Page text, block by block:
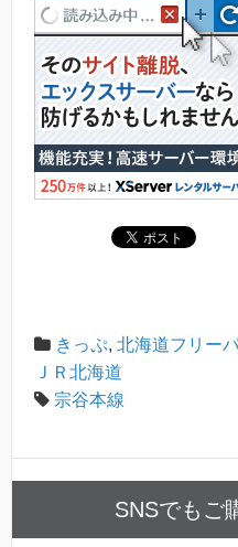
きっぷ, 北海道フリー
ＪＲ北海道
宗谷本線
SNSでもご